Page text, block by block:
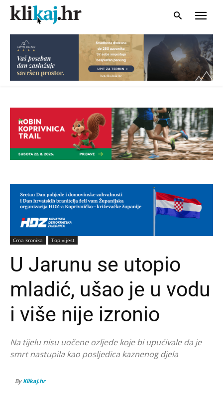
Crna kronika Top vijest
U Jarunu se utopio
mladić, ušao je u vodu
i više nije izronio
Na tijelu nisu uočene ozljede koje bi upućivale da je
smrt nastupila kao posljedica kaznenog djela
By Klikaj.hr